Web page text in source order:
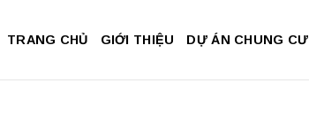
TRANG CHỦ GIỚI THIỆU DỰ ÁN CHUNG CƯ